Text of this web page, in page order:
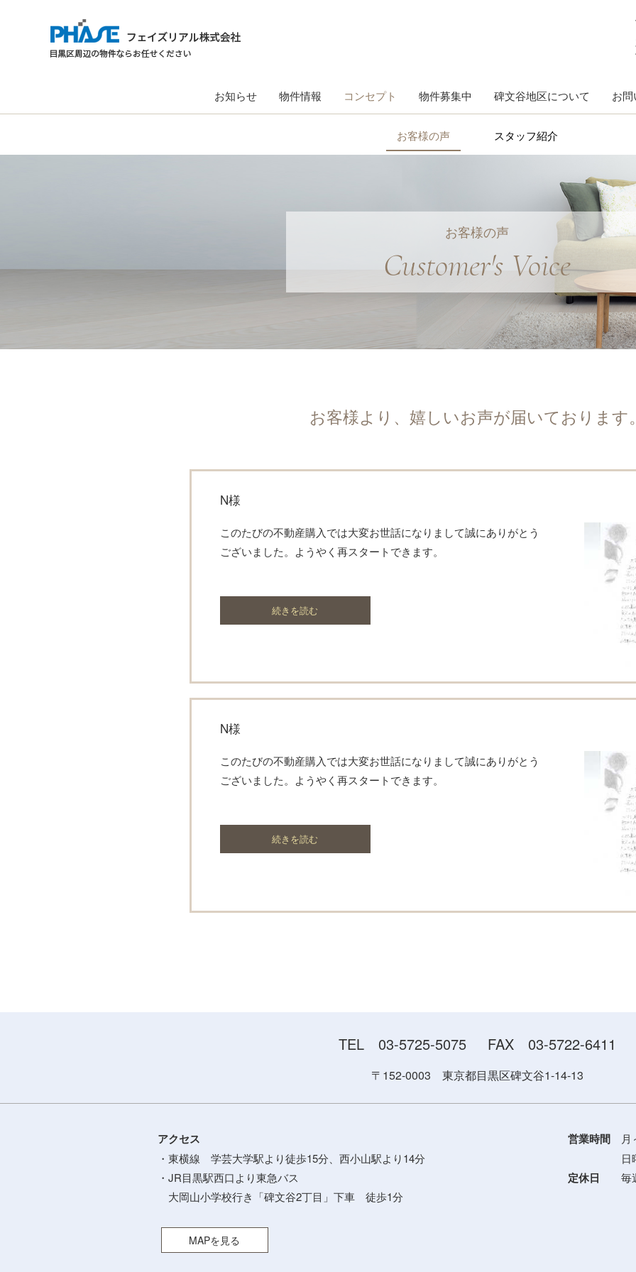
お知らせ 物件情報 コンセプト 物件募集中 碑文谷地区について お
お客様の声 スタッフ紹介
お客様の声
Customer's Voice
お客様より、嬉しいお声が届いております
N様
このたびの不動産購入では大変お世話になりまして誠にありがとう
ございました。ようやく再スタートできます。
続きを読む
N様
このたびの不動産購入では大変お世話になりまして誠にありがとう
ございました。ようやく再スタートできます。
続きを読む
TEL 03-5725-5075 FAX 03-5722-6411
〒152-0003 東京都目黒区碑文谷1-14-13
アクセス
・東横線 学芸大学駅より徒歩15分、西小山駅より14分
・JR目黒駅西口より東急バス
大岡山小学校行き「碑文谷2丁目」下車 徒歩1分
MAPを見る
営業時間月～
日曜・祝
定休日 毎